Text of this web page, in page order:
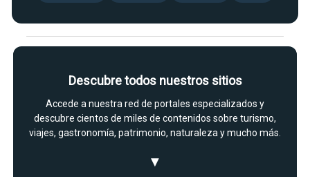
Descubre todos nuestros sitios
Accede a nuestra red de portales especializados y
descubre cientos de miles de contenidos sobre turismo,
viajes, gastronomía, patrimonio, naturaleza y mucho más.
▼